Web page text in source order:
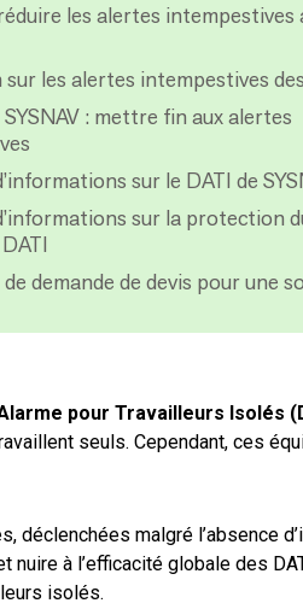
les alertes intempestives
sur les alertes intempestives
SYSNAV : mettre fin aux alertes
sur le DATI de
sur la protection
demande de devis pour une
pour Travailleurs Isolés
seuls. Cependant, ces
déclenchées malgré l’absence
nuire à l’efficacité globale des
isolés.